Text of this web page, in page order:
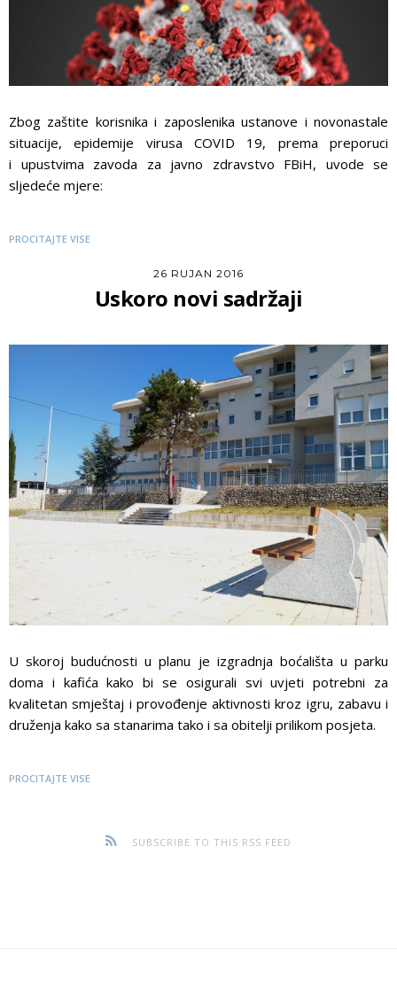
Zbog zaštite korisnika i zaposlenika ustanove i novonastale
situacije, epidemije virusa COVID 19, prema preporuci
i upustvima zavoda za javno zdravstvo FBiH, uvode se
sljedeće mjere:
PROCITAJTE VISE
26 RUJAN 2016
Uskoro novi sadržaji
U skoroj budućnosti u planu je izgradnja boćališta u parku
doma i kafića kako bi se osigurali svi uvjeti potrebni za
kvalitetan smještaj i provođenje aktivnosti kroz igru, zabavu i
druženja kako sa stanarima tako i sa obitelji prilikom posjeta.
PROCITAJTE VISE
SUBSCRIBE TO THIS RSS FEED